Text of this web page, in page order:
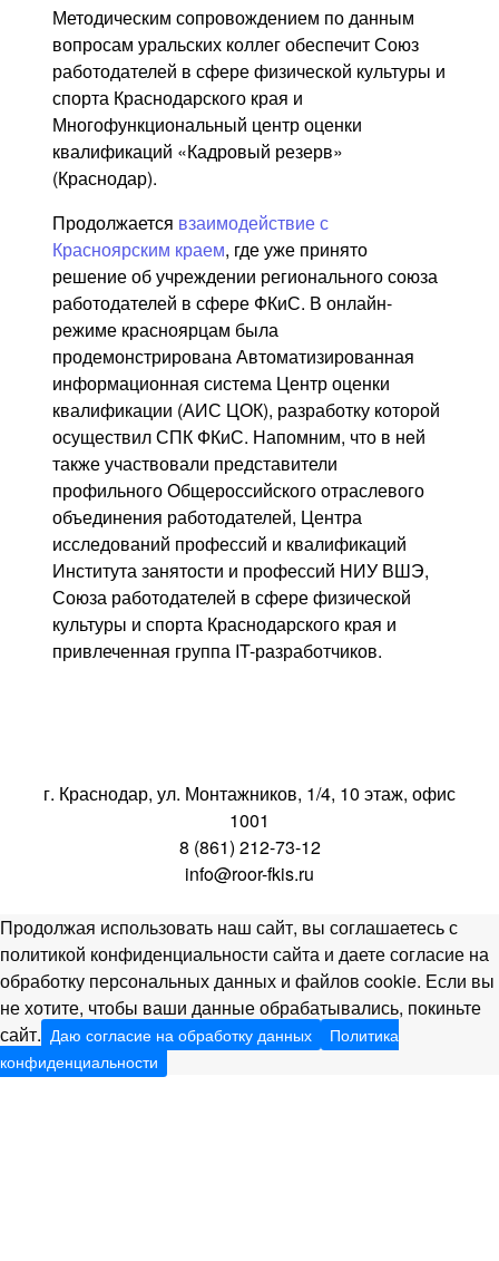
Методическим сопровождением по данным
вопросам уральских коллег обеспечит Союз
работодателей в сфере физической культуры и
спорта Краснодарского края и
Многофункциональный центр оценки
квалификаций «Кадровый резерв»
(Краснодар).
Продолжается взаимодействие с
Красноярским краем, где уже принято
решение об учреждении регионального союза
работодателей в сфере ФКиС. В онлайн-
режиме красноярцам была
продемонстрирована Автоматизированная
информационная система Центр оценки
квалификации (АИС ЦОК), разработку которой
осуществил СПК ФКиС. Напомним, что в ней
также участвовали представители
профильного Общероссийского отраслевого
объединения работодателей, Центра
исследований профессий и квалификаций
Института занятости и профессий НИУ ВШЭ,
Союза работодателей в сфере физической
культуры и спорта Краснодарского края и
привлеченная группа IT-разработчиков.
г. Краснодар, ул. Монтажников, 1/4, 10 этаж, офис
1001
8 (861) 212-73-12
info@roor-fkis.ru
Продолжая использовать наш сайт, вы соглашаетесь с
политикой конфиденциальности сайта и даете согласие на
обработку персональных данных и файлов cookie. Если вы
не хотите, чтобы ваши данные обрабатывались, покиньте
сайт. Даю согласие на обработку данных
Политика
конфиденциальности